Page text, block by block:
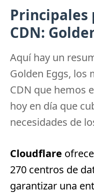
Principales
CDN:
Aquí hay un
Golden Eggs, los
CDN que hemos
hoy en día que
necesidades de
Cloudflare
270 centros de
garantizar una